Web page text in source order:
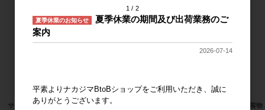
サンリオキャラクターズ ハンギョド
抹茶着
1 2
夏季休業のお知らせ
夏季休業の期間及び出荷業務のご
案内
2026-07-14
平素よりナカジマBtoBショップをご利用いただき、誠に
ありがとうございます。